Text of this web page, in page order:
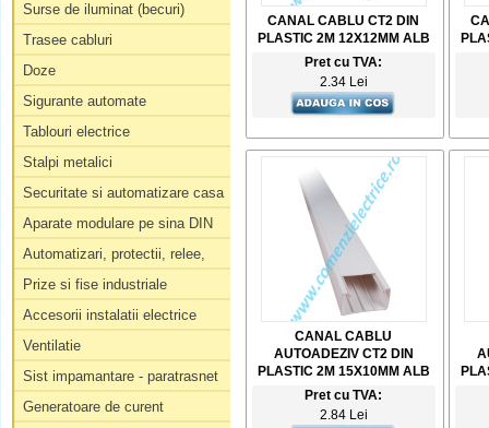
Surse de iluminat (becuri)
Trasee cabluri
Doze
Sigurante automate
Tablouri electrice
Stalpi metalici
Securitate si automatizare casa
Aparate modulare pe sina DIN
Automatizari, protectii, relee,
Prize si fise industriale
Accesorii instalatii electrice
Ventilatie
Sist impamantare - paratrasnet
Generatoare de curent
CANAL CABLU CT2 DIN
PLASTIC 2M 12X12MM ALB
Pret cu TVA:
2.34 Lei
CANAL CABLU
AUTOADEZIV CT2 DIN
PLASTIC 2M 15X10MM ALB
Pret cu TVA:
2.84 Lei